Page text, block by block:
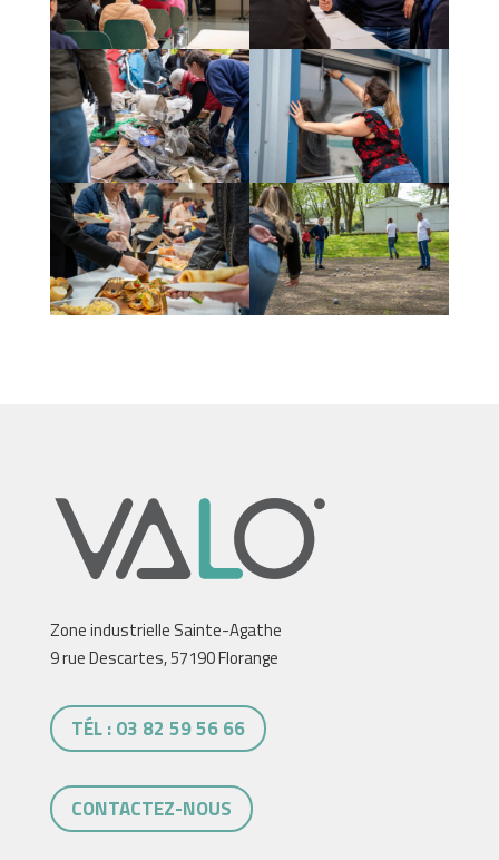
Zone industrielle Sainte-Agathe
9 rue Descartes, 57190 Florange
TÉL : 03 82 59 56 66
CONTACTEZ-NOUS